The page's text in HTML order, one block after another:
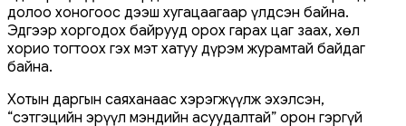
долоо хоногоос дээш хугацаагаар үлдсэн байна.
Эдгээр хоргодох байрууд орох гарах цаг заах, хөл
хорио тогтоох гэх мэт хатуу дүрэм журамтай байдаг
байна.
Хотын даргын саяханаас хэрэгжүүлж эхэлсэн,
“сэтгэцийн эрүүл мэндийн асуудалтай” орон гэргүй